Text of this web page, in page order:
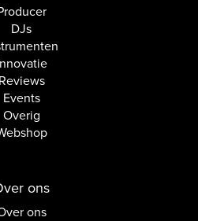
DJs
Reviews
Events
Overig
ons
ons